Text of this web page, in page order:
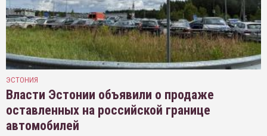
ЭСТОНИЯ
Власти Эстонии объявили о продаже
оставленных на российской границе
автомобилей